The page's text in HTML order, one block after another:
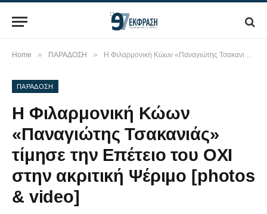
Home » ΠΑΡΑΔΟΣΗ » Η Φιλαρμονική Κώων «Παναγιώτης Τσακανιάς» τίμησε την Επέτειο του ΟΧΙ στην ακριτική Ψέριμο [photos & video]
ΠΑΡΑΔΟΣΗ
Η Φιλαρμονική Κώων
«Παναγιώτης Τσακανιάς»
τίμησε την Επέτειο του ΟΧΙ
στην ακριτική Ψέριμο [photos
& video]